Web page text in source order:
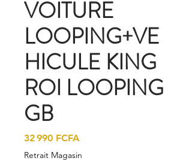
VOITURE
LOOPING+VE
HICULE KING
ROI LOOPING
GB
32 990 FCFA
Retrait Magasin